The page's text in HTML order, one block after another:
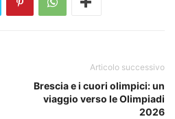
Articolo successivo
Brescia e i cuori olimpici: un
viaggio verso le Olimpiadi
2026